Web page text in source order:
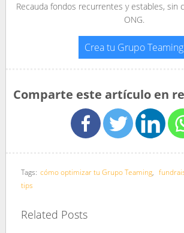
Recauda fondos recurrentes y estables, sin
ONG.
Crea tu Grupo Teaming
Comparte este artículo en
Tags: cómo optimizar tu Grupo Teaming,
tips
Related Posts